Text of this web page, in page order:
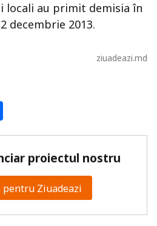
locali au primit demisia în
decembrie 2013.
ziuadeazi.md
proiectul nostru
pentru Ziuadeazi